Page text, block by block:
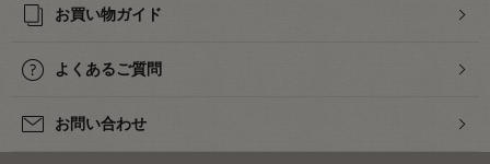
お買い物ガイド
よくあるご質問
お問い合わせ